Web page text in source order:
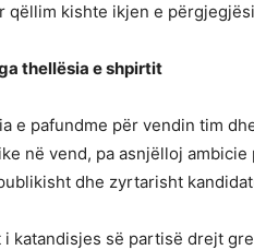
qëllim kishte ikjen e
thellësia e shpirtit
e pafundme për vendin tim
në vend, pa asnjëlloj
dhe zyrtarisht
katandisjes së partisë drejt